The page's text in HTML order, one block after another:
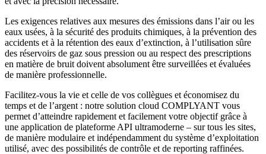
Les exigences relatives aux mesures des émissions dans l’air ou les
eaux usées, à la sécurité des produits chimiques, à la prévention des
accidents et à la rétention des eaux d’extinction, à l’utilisation sûre
des réservoirs de gaz sous pression ou au respect des prescriptions
en matière de bruit doivent absolument être surveillées et évaluées
de manière professionnelle.
Facilitez-vous la vie et celle de vos collègues et économisez du
temps et de l’argent : notre solution cloud COMPLYANT vous
permet d’atteindre rapidement et facilement votre objectif grâce à
une application de plateforme API ultramoderne – sur tous les sites,
de manière modulaire et indépendamment du système d’exploitation
utilisé, avec des possibilités de contrôle et de reporting raffinées.